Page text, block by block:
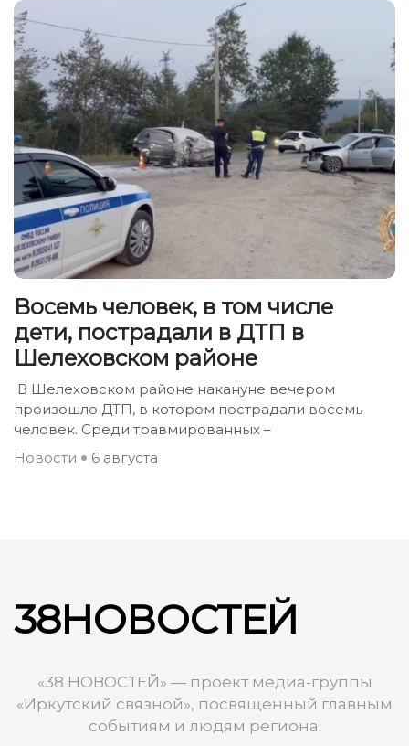
Восемь человек, в том числе
дети, пострадали в ДТП в
Шелеховском районе
В Шелеховском районе накануне вечером
произошло ДТП, в котором пострадали восемь
человек. Среди травмированных –
Новости
6 августа
38НОВОСТЕЙ
«38 НОВОСТЕЙ» — проект медиа-группы
«Иркутский связной», посвященный главным
событиям и людям региона.